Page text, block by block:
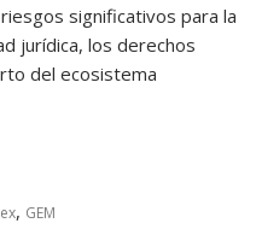
significativos para la
jurídica, los derechos
del ecosistema
, GEM